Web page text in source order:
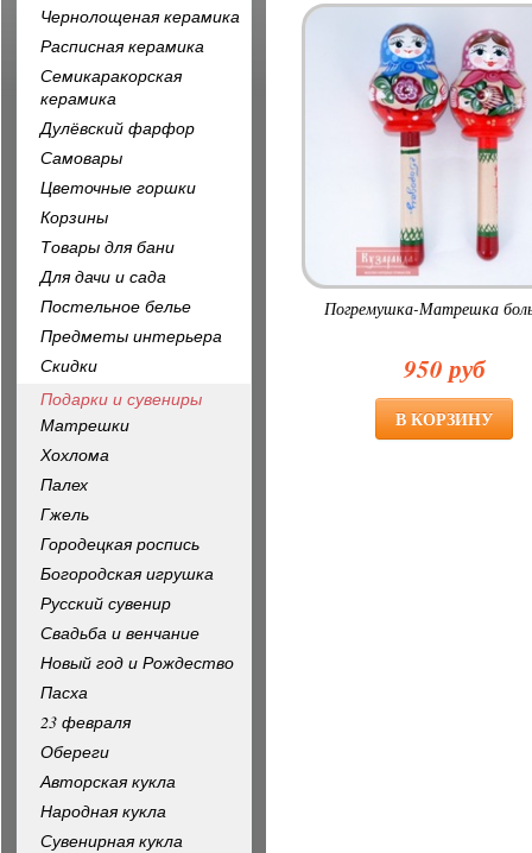
Погремушка-Матрешка
950 руб
Чернолощеная керамика
Расписная керамика
Семикаракорская
керамика
Дулёвский фарфор
Самовары
Цветочные горшки
Корзины
Товары для бани
Для дачи и сада
Постельное белье
Предметы интерьера
Скидки
Подарки и сувениры
Матрешки
Хохлома
Палех
Гжель
Городецкая роспись
Богородская игрушка
Русский сувенир
Свадьба и венчание
Новый год и Рождество
Пасха
23 февраля
Обереги
Авторская кукла
Народная кукла
Сувенирная кукла